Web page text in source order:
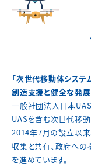
「次世代移動体システ
創造支援と健全な発
一般社団法人日本UAS
UASを含む次世代移
2014年7月の設立以来
収集と共有、政府への
を進めています。